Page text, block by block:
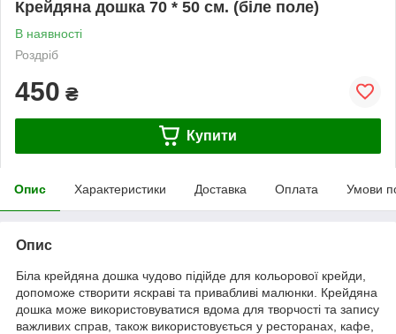
Крейдяна дошка 70 * 50 см. (біле поле)
В наявності
Роздріб
450 ₴
Купити
Опис Характеристики Доставка Оплата Умови
Опис
Біла крейдяна дошка чудово підійде для кольорової крейди,
допоможе створити яскраві та привабливі малюнки. Крейдяна
дошка може використовуватися вдома для творчості та запису
важливих справ, також використовується у ресторанах, кафе,